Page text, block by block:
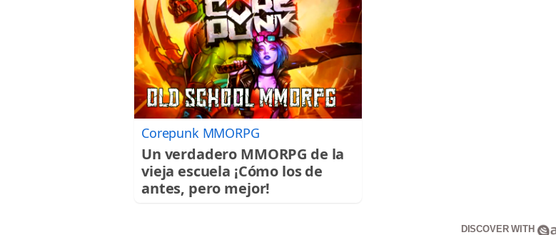
Corepunk MMORPG
Un verdadero MMORPG de la
vieja escuela ¡Cómo los de
antes, pero mejor!
DISCOVER WITH